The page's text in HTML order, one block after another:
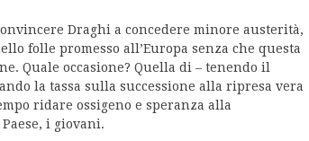
Draghi a concedere minore austerità,
folle promesso all’Europa senza che questa
Quale occasione? Quella di – tenendo il
la tassa sulla successione alla ripresa vera
ridare ossigeno e speranza alla
i giovani.